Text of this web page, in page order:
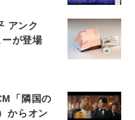
アンク
ーが登場
「隣国の
からオン